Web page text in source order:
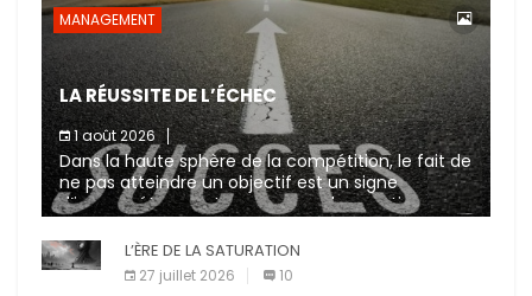
MANAGEMENT
LA RÉUSSITE DE L’ÉCHEC
1 août 2026
Dans la haute sphère de la compétition, le fait de
ne pas atteindre un objectif est un signe
d’incompétence et une source de sanctions
diverses (avertissement, […]
L’ÈRE DE LA SATURATION
27 juillet 2026 10